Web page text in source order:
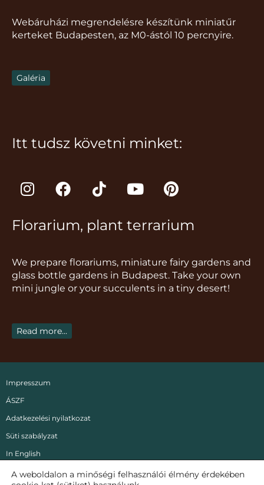
Webáruházi megrendelésre készítünk miniatűr
kerteket Budapesten, az M0-ástól 10 percnyire.
Galéria
Itt tudsz követni minket:
I
n
t
g
r
a
F
a
e
o
o
k
T
i
t
k
Y
o
t
b
e
P
i
t
r
e
s
Florarium, plant terrarium
We prepare florariums, miniature fairy gardens and
glass bottle gardens in Budapest. Take your own
mini jungle or your succulents in a tiny desert!
Read more...
Copyright 2021 - 2026. Mini Kert Florárium, DIY, Workshop
Impresszum
ÁSZF
Adatkezelési nyilatkozat
Süti szabályzat
In English
A weboldalon a minőségi felhasználói élmény érdekében